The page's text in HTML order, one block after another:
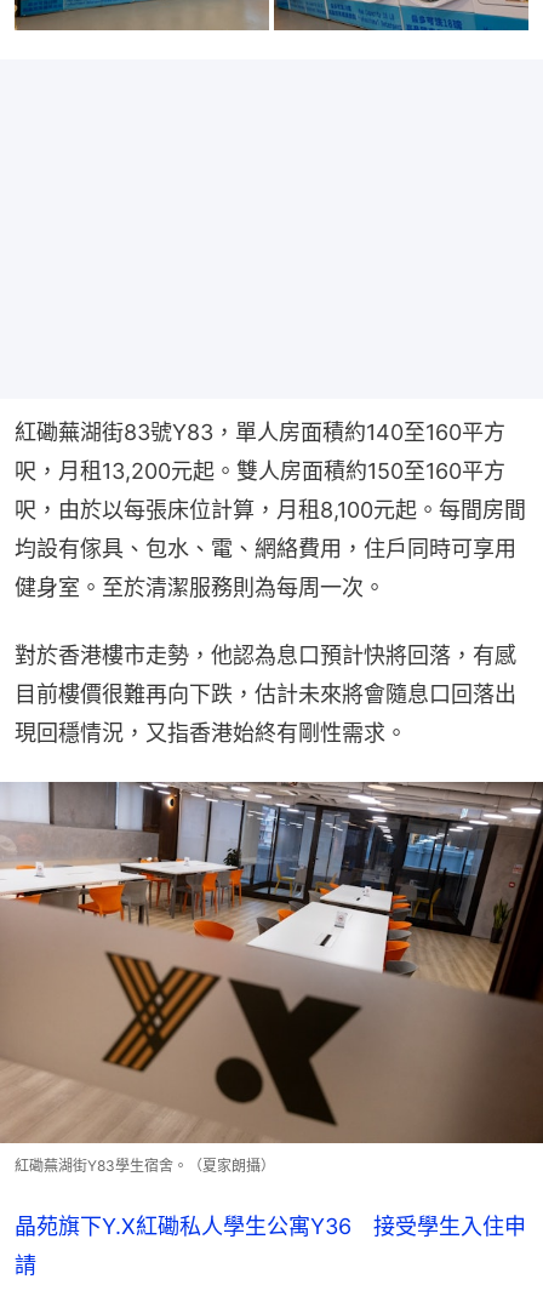
紅磡蕪湖街83號Y83，單人房面積約140至160平方
呎，月租13,200元起。雙人房面積約150至160平方
呎，由於以每張床位計算，月租8,100元起。每間房間
均設有傢具、包水、電、網絡費用，住戶同時可享用
健身室。至於清潔服務則為每周一次。
對於香港樓市走勢，他認為息口預計快將回落，有感
目前樓價很難再向下跌，估計未來將會隨息口回落出
現回穩情況，又指香港始終有剛性需求。
紅磡蕪湖街Y83學生宿舍。（夏家朗攝）
晶苑旗下Y.X紅磡私人學生公寓Y36 接受學生入住申
請